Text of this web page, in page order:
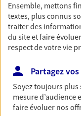
Découvrir les
Retraite
votre vie avec
notre solution
spécialement
Découvrir l'offre
Ensemble, mettons
textes, plus connus
traiter des
du site et faire
respect de votre vie
Partagez
Soyez toujours
mesure d’audience
faire évoluer nos